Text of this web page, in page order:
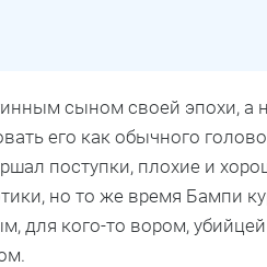
сыном своей эпохи, а
его как обычного
поступки, плохие и
но то же время Бампи
для кого-то вором, убийцей